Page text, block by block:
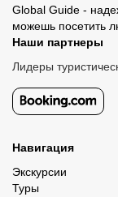
Global Guide -
можешь посетить
Наши партнеры
Лидеры
Навигация
Экскурсии
Туры